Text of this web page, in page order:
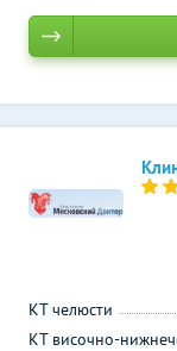
КТ челюсти
КТ височно-